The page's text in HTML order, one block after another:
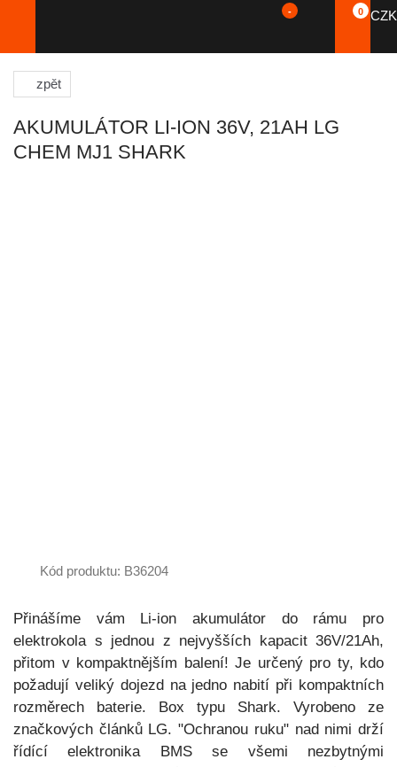
- 0 CZK
zpět
AKUMULÁTOR LI-ION 36V, 21AH LG
CHEM MJ1 SHARK
Kód produktu: B36204
Přinášíme vám Li-ion akumulátor do rámu pro
elektrokola s jednou z nejvyšších kapacit 36V/21Ah,
přitom v kompaktnějším balení! Je určený pro ty, kdo
požadují veliký dojezd na jedno nabití při kompaktních
rozměrech baterie. Box typu Shark. Vyrobeno ze
značkových článků LG. "Ochranou ruku" nad nimi drží
řídící elektronika BMS se všemi nezbytnými